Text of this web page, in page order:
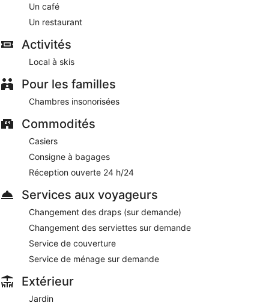
Outre un restaurant, vous profiterez sur place d'un café.
Vous profiterez de l'accès gratuit au Wi-Fi dans les espaces
également une piscine extérieure, un local à skis et un jardin.
Cet hôtel 3 de Siwa est non-fumeurs.
Marcelia Eco-Village Front Lake View possède un restaurant
sur place.
Un service d'étage (horaires limités) est disponible.
Un café
Un restaurant
Activités
Local à skis
Pour les familles
Chambres insonorisées
Commodités
Casiers
Consigne à bagages
Réception ouverte 24 h/24
Services aux voyageurs
Changement des draps (sur demande)
Changement des serviettes sur demande
Service de couverture
Service de ménage sur demande
Extérieur
Jardin